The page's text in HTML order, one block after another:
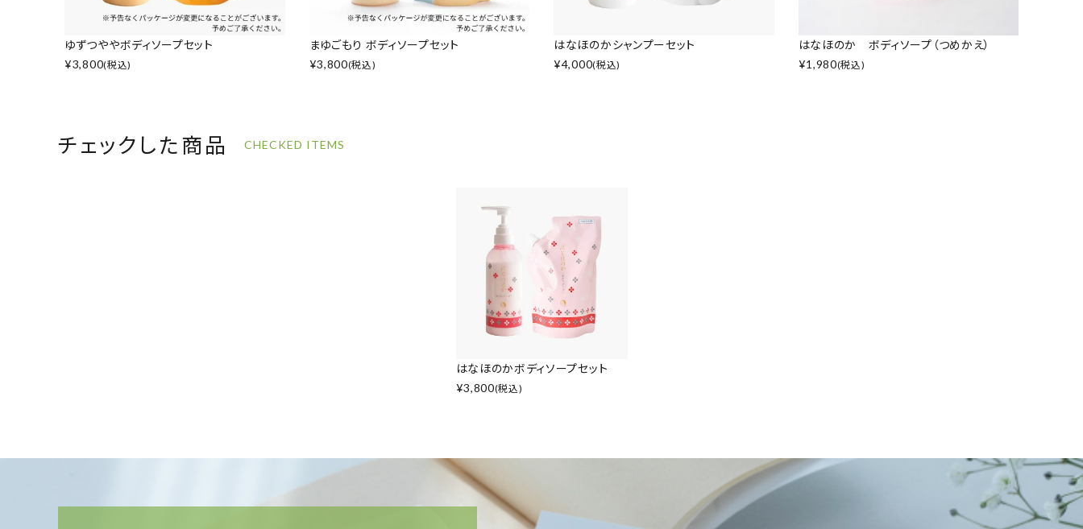
ゆずつややボディソープセット
¥3,800(税込)
まゆごもり ボディソープセット
¥3,800(税込)
はなほのかシャンプーセット
¥4,000(税込)
はなほのか ボディソープ（つめかえ）
¥1,980(税込)
チェックした商品 CHECKED ITEMS
はなほのかボディソープセット
¥3,800(税込)